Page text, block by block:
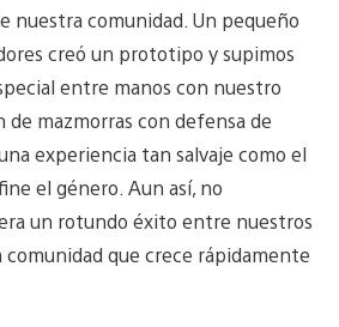
nuestra comunidad. Un pequeño
creó un prototipo y supimos
entre manos con nuestro
de mazmorras con defensa de
experiencia tan salvaje como el
el género. Aun así, no
un rotundo éxito entre nuestros
comunidad que crece rápidamente